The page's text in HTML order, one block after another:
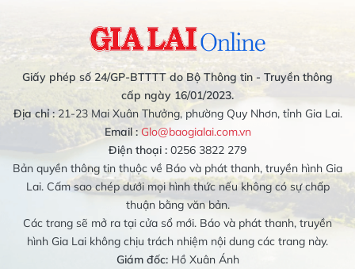
Giấy phép số 24/GP-BTTTT do Bộ Thông tin - Truyền thông
cấp ngày 16/01/2023.
Địa chỉ :21-23 Mai Xuân Thưởng, phường Quy Nhơn, tỉnh Gia Lai.
Email : Glo@baogialai.com.vn
Điện thoại : 0256 3822 279
Bản quyền thông tin thuộc về Báo và phát thanh, truyền hình Gia
Lai. Cấm sao chép dưới mọi hình thức nếu không có sự chấp
thuận bằng văn bản.
Các trang sẽ mở ra tại cửa sổ mới. Báo và phát thanh, truyền
hình Gia Lai không chịu trách nhiệm nội dung các trang này.
Giám đốc:Hồ Xuân Ánh